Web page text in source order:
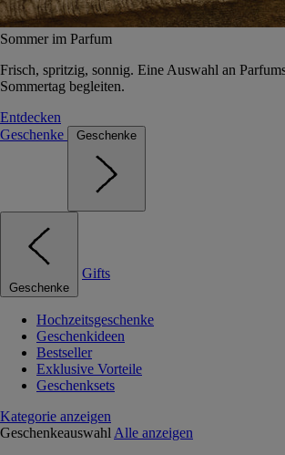
Sommer im Parfum
Frisch, spritzig, sonnig. Eine Auswahl an
Sommertag begleiten.
Entdecken
Geschenke
Geschenke
Geschenke
Gifts
Hochzeitsgeschenke
Geschenkideen
Bestseller
Exklusive Vorteile
Geschenksets
Kategorie anzeigen
Geschenkeauswahl Alle anzeigen